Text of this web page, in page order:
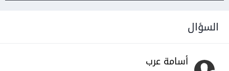
السؤال
أسامة عرب